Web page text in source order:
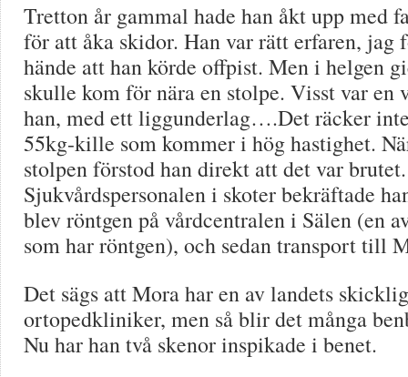
Tretton år gammal hade han åkt upp med
för att åka skidor. Han var rätt erfaren, jag
hände att han körde offpist. Men i helgen
skulle kom för nära en stolpe. Visst var en
han, med ett liggunderlag….Det räcker
55kg-kille som kommer i hög hastighet.
stolpen förstod han direkt att det var brutet.
Sjukvårdspersonalen i skoter bekräftade
blev röntgen på vårdcentralen i Sälen (en
som har röntgen), och sedan transport till
Det sägs att Mora har en av landets
ortopedkliniker, men så blir det många
Nu har han två skenor inspikade i benet.